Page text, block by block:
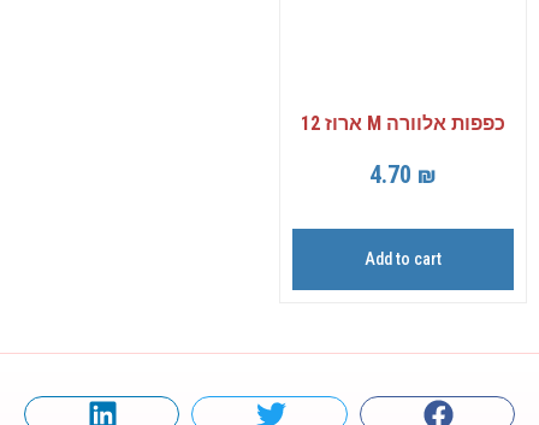
כפפות אלוורה M ארוז 12
4.70 ₪
Add to cart